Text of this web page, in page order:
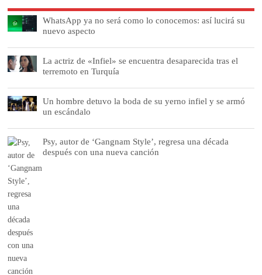
WhatsApp ya no será como lo conocemos: así lucirá su
nuevo aspecto
La actriz de «Infiel» se encuentra desaparecida tras el
terremoto en Turquía
Un hombre detuvo la boda de su yerno infiel y se armó
un escándalo
Psy, autor de ‘Gangnam Style’, regresa una década
después con una nueva canción